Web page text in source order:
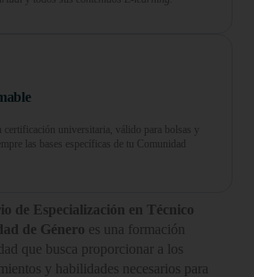
certificación universitaria, válido para bolsas y
las bases específicas de tu Comunidad
de Especialización en Técnico
de Género es una formación
que busca proporcionar a los
y habilidades necesarios para